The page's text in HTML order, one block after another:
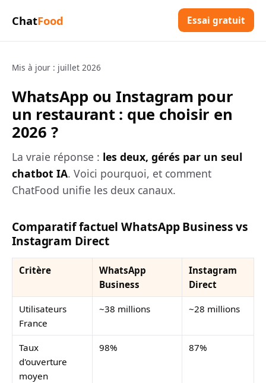
ChatFood Essai gratuit
Mis à jour : juillet 2026
WhatsApp ou Instagram pour
un restaurant : que choisir en
2026 ?
La vraie réponse : les deux, gérés par un seul
chatbot IA. Voici pourquoi, et comment
ChatFood unifie les deux canaux.
Comparatif factuel WhatsApp Business vs
Instagram Direct
Critère
WhatsApp
Business
Instagram
Direct
Utilisateurs
France
~38 millions ~28 millions
Taux
d'ouverture
moyen
98% 87%